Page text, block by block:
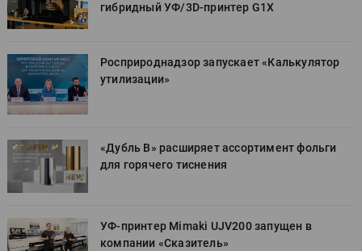
гибридный УФ/3D-принтер G1X
Росприроднадзор запускает «Калькулятор
утилизации»
«Дубль В» расширяет ассортимент фольги
для горячего тиснения
УФ-принтер Mimaki UJV200 запущен в
компании «Сказитель»